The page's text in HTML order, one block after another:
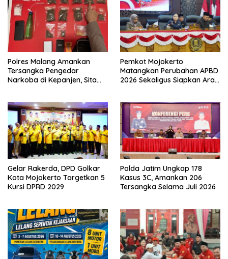
Polres Malang Amankan
Tersangka Pengedar
Narkoba di Kepanjen, Sita
Pemkot Mojokerto
Matangkan Perubahan APBD
2026 Sekaligus Siapkan Arah
Gelar Rakerda, DPD Golkar
Kota Mojokerto Targetkan 5
Kursi DPRD 2029
Polda Jatim Ungkap 178
Kasus 3C, Amankan 206
Tersangka Selama Juli 2026